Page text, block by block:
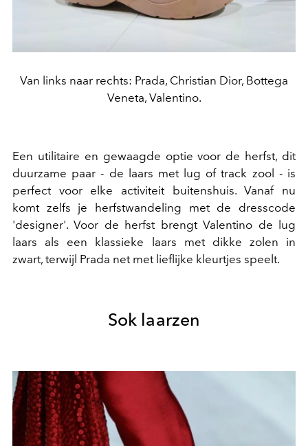
Van links naar rechts: Prada, Christian Dior, Bottega
Veneta, Valentino.
Een utilitaire en gewaagde optie voor de herfst, dit
duurzame paar - de laars met lug of track zool - is
perfect voor elke activiteit buitenshuis. Vanaf nu
komt zelfs je herfstwandeling met de dresscode
'designer'. Voor de herfst brengt Valentino de lug
laars als een klassieke laars met dikke zolen in
zwart, terwijl Prada net met lieflijke kleurtjes speelt.
Sok laarzen